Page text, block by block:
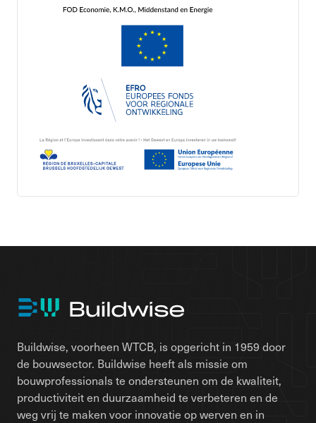
Buildwise, voorheen WTCB, is opgericht in 1959 door
de bouwsector. Buildwise heeft als missie om
bouwprofessionals te ondersteunen om de kwaliteit,
productiviteit en duurzaamheid te verbeteren en de
weg vrij te maken voor innovatie op werven en in